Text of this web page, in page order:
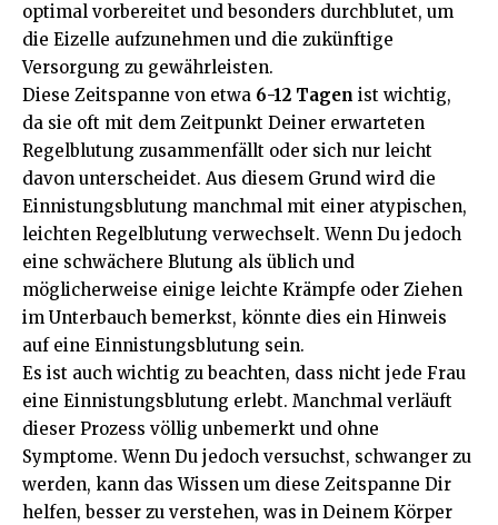
optimal vorbereitet und besonders durchblutet, um
die Eizelle aufzunehmen und die zukünftige
Versorgung zu gewährleisten.
Diese Zeitspanne von etwa 6-12 Tagen ist wichtig,
da sie oft mit dem Zeitpunkt Deiner erwarteten
Regelblutung zusammenfällt oder sich nur leicht
davon unterscheidet. Aus diesem Grund wird die
Einnistungsblutung manchmal mit einer atypischen,
leichten Regelblutung verwechselt. Wenn Du jedoch
eine schwächere Blutung als üblich und
möglicherweise einige leichte Krämpfe oder Ziehen
im Unterbauch bemerkst, könnte dies ein Hinweis
auf eine Einnistungsblutung sein.
Es ist auch wichtig zu beachten, dass nicht jede Frau
eine Einnistungsblutung erlebt. Manchmal verläuft
dieser Prozess völlig unbemerkt und ohne
Symptome. Wenn Du jedoch versuchst, schwanger zu
werden, kann das Wissen um diese Zeitspanne Dir
helfen, besser zu verstehen, was in Deinem Körper